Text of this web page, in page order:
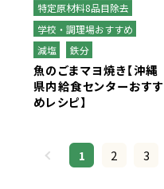
特定原材料8品目除去
学校・調理場おすすめ
減塩
鉄分
魚のごまマヨ焼き【沖縄
県内給食センターおすす
めレシピ】
1 2 3